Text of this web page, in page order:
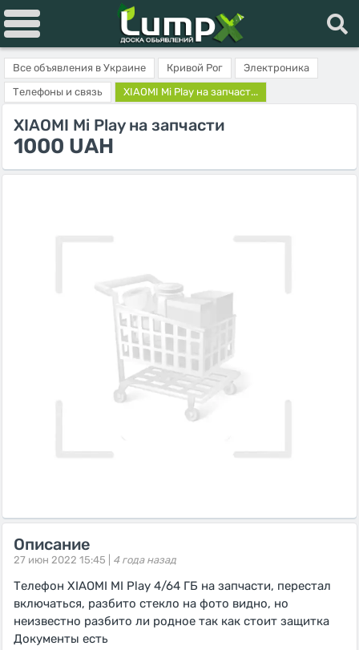
Все объявления в Украине Кривой Рог
Электроника
Телефоны и связь
XIAOMI Mi Play на запчаст...
XIAOMI Mi Play на запчасти
1000 UAH
Описание
27 июн 2022 15:45 | 4 года назад
Телефон XIAOMI MI Play 4/64 ГБ на запчасти, перестал
включаться, разбито стекло на фото видно, но
неизвестно разбито ли родное так как стоит защитка
Документы есть